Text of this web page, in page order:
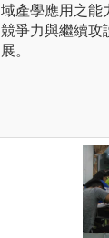
域產學應用之能
競爭力與繼續攻
展。